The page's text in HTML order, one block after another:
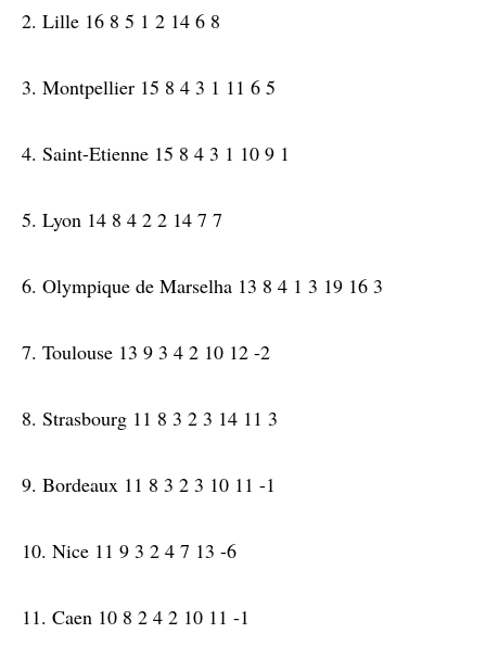
2. Lille 16 8 5 1 2 14 6 8
3. Montpellier 15 8 4 3 1 11 6 5
4. Saint-Etienne 15 8 4 3 1 10 9 1
5. Lyon 14 8 4 2 2 14 7 7
6. Olympique de Marselha 13 8 4 1 3 19 16 3
7. Toulouse 13 9 3 4 2 10 12 -2
8. Strasbourg 11 8 3 2 3 14 11 3
9. Bordeaux 11 8 3 2 3 10 11 -1
10. Nice 11 9 3 2 4 7 13 -6
11. Caen 10 8 2 4 2 10 11 -1